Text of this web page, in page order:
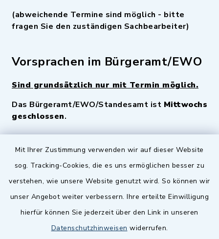
Mit Ihrer Zustimmung verwenden wir auf dieser Website
sog. Tracking-Cookies, die es uns ermöglichen besser zu
verstehen, wie unsere Website genutzt wird. So können wir
unser Angebot weiter verbessern. Ihre erteilte Einwilligung
hierfür können Sie jederzeit über den Link in unseren
Datenschutzhinweisen widerrufen.
(abweichende Termine sind möglich - bitte
fragen Sie den zuständigen Sachbearbeiter)
Vorsprachen im Bürgeramt/EWO
Sind grundsätzlich nur mit Termin möglich.
Das Bürgeramt/EWO/Standesamt ist Mittwochs
geschlossen.
Quicklinks
Zenngrund Allianz
Dillenberggruppe